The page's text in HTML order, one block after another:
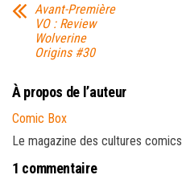
Avant-Première
VO : Review
Wolverine
Origins #30
À propos de l’auteur
Comic Box
Le magazine des cultures comics
1 commentaire